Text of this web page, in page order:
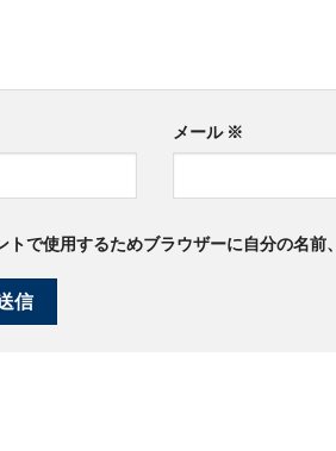
メール ※
トで使用するためブラウザーに自分の名前